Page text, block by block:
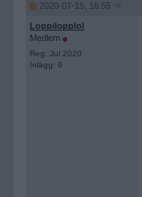
2020-07-15, 16:55
Loppilopplol
Medlem
Reg: Jul 2020
Inlägg: 6